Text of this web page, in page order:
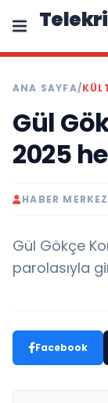
ANA SAYFA/
Gül
2025
HABER
Gül Gökçe
parolasıyla
Facebook